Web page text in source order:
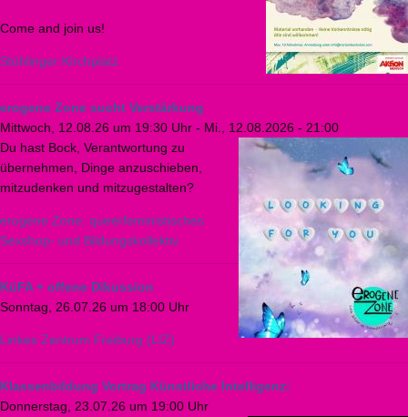
Come and join us!
Stühlinger Kirchplatz
erogene Zone sucht Verstärkung
Mittwoch, 12.08.26 um 19:30 Uhr - Mi., 12.08.2026 - 21:00
Du hast Bock, Verantwortung zu
übernehmen, Dinge anzuschieben,
mitzudenken und mitzugestalten?
erogene Zone: queerfeministisches
Sexshop- und Bildungskollektiv
KüFA + offene Dikussion
Sonntag, 26.07.26 um 18:00 Uhr
Linkes Zentrum Freiburg (LIZ)
Klassenbildung Vortrag Künstliche Intelligenz:
Donnerstag, 23.07.26 um 19:00 Uhr